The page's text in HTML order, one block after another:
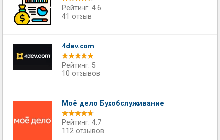
Рейтинг: 4.6
41 отзыв
4dev.com
Рейтинг: 5
10 отзывов
Моё дело Бухобслуживание
Рейтинг: 4.7
112 отзывов